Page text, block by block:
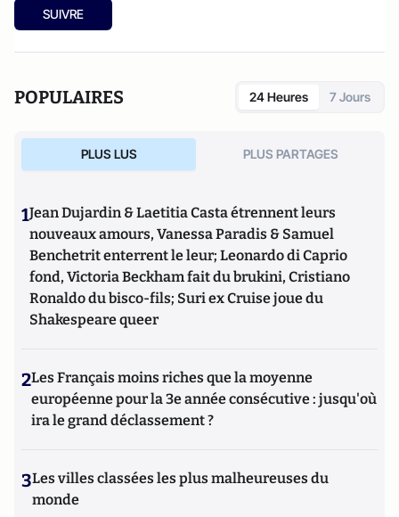
SUIVRE
POPULAIRES 24 Heures 7 Jours
PLUS LUS PLUS PARTAGES
1Jean Dujardin & Laetitia Casta étrennent leurs
nouveaux amours, Vanessa Paradis & Samuel
Benchetrit enterrent le leur; Leonardo di Caprio
fond, Victoria Beckham fait du brukini, Cristiano
Ronaldo du bisco-fils; Suri ex Cruise joue du
Shakespeare queer
2Les Français moins riches que la moyenne
européenne pour la 3e année consécutive : jusqu'où
ira le grand déclassement ?
3Les villes classées les plus malheureuses du
monde